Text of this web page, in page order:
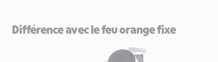
Différence avec le feu orange fixe